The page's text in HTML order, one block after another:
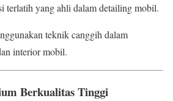
terlatih yang ahli dalam detailing mobil.
teknik canggih dalam
interior mobil.
Berkualitas Tinggi